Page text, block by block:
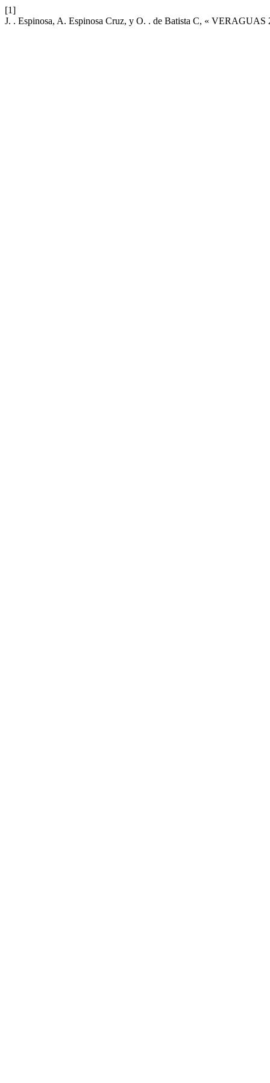
[1]
J. . Espinosa, A. Espinosa Cruz, y O. . de Batista C, « VERAGUAS